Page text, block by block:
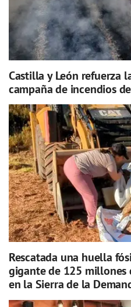
Castilla y León refuerza
campaña de incendios
Rescatada una huella
gigante de 125 millones
en la Sierra de la